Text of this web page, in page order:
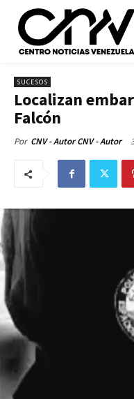
SUCESOS
Localizan
Falcón
Por CNV - Autor CNV - Autor